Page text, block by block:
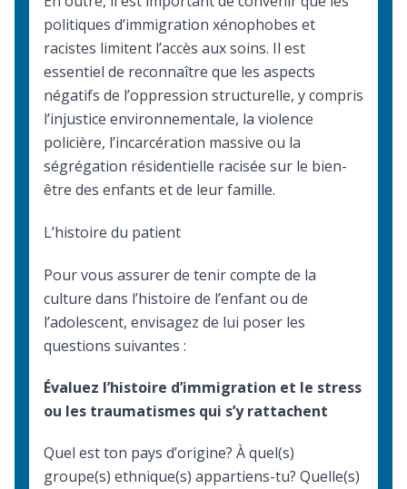
politiques d’immigration xénophobes et
racistes limitent l’accès aux soins. Il est
essentiel de reconnaître que les aspects
négatifs de l’oppression structurelle, y compris
l’injustice environnementale, la violence
policière, l’incarcération massive ou la
ségrégation résidentielle racisée sur le bien-
être des enfants et de leur famille.
L’histoire du patient
Pour vous assurer de tenir compte de la
culture dans l’histoire de l’enfant ou de
l’adolescent, envisagez de lui poser les
questions suivantes :
Évaluez l’histoire d’immigration et le stress
ou les traumatismes qui s’y rattachent
Quel est ton pays d’origine? À quel(s)
groupe(s) ethnique(s) appartiens-tu? Quelle(s)